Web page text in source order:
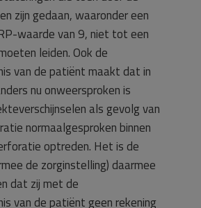
zijn gedaan, waaronder een
waarde van 9, niet tot een
leiden. Ook de
van de patiënt maakt dat in
nu onweersproken is
als gevolg van
normaalgesproken binnen
optreden. Het is de
de zorginstelling) daarmee
dat zij met de
van de patiënt geen rekening